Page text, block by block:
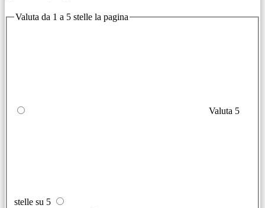
Valuta da 1 a 5 stelle la pagina
Valuta 5
stelle su 5